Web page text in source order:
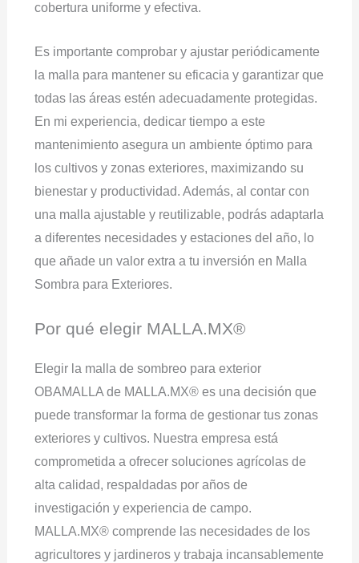
cobertura uniforme y efectiva.
Es importante comprobar y ajustar periódicamente
la malla para mantener su eficacia y garantizar que
todas las áreas estén adecuadamente protegidas.
En mi experiencia, dedicar tiempo a este
mantenimiento asegura un ambiente óptimo para
los cultivos y zonas exteriores, maximizando su
bienestar y productividad. Además, al contar con
una malla ajustable y reutilizable, podrás adaptarla
a diferentes necesidades y estaciones del año, lo
que añade un valor extra a tu inversión en Malla
Sombra para Exteriores.
Por qué elegir MALLA.MX®
Elegir la malla de sombreo para exterior
OBAMALLA de MALLA.MX® es una decisión que
puede transformar la forma de gestionar tus zonas
exteriores y cultivos. Nuestra empresa está
comprometida a ofrecer soluciones agrícolas de
alta calidad, respaldadas por años de
investigación y experiencia de campo.
MALLA.MX® comprende las necesidades de los
agricultores y jardineros y trabaja incansablemente